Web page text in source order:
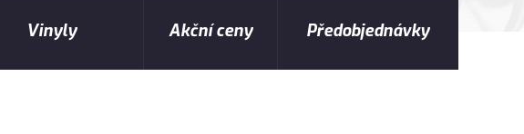
Vinyly Akční ceny Předobjednávky